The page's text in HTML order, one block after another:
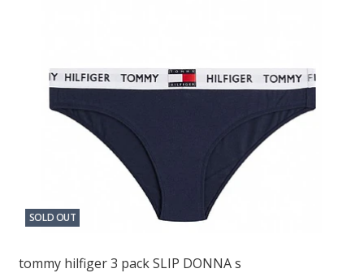
SOLD OUT
tommy hilfiger 3 pack SLIP DONNA s